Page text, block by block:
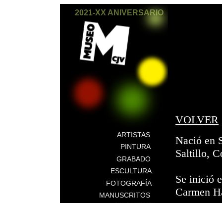
2021-XX ANIVERSARIO
ARTISTAS
PINTURA
GRABADO
ESCULTURA
FOTOGRAFÍA
MANUSCRITOS
VOLVER
Nació en
Saltillo,
Se inició
Carmen